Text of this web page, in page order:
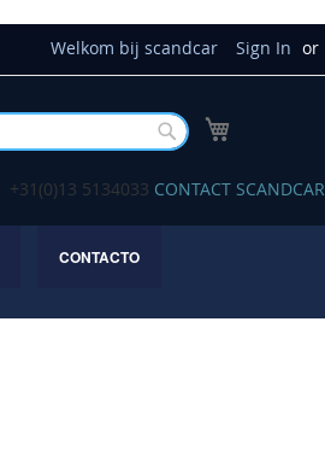
Welkom bij scandcar Sign In
+31(0)13 5134033 CONTACT SCANDCAR
CONTACTO